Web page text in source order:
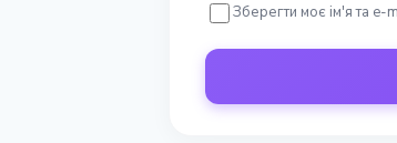
Зберегти моє ім'я та e-